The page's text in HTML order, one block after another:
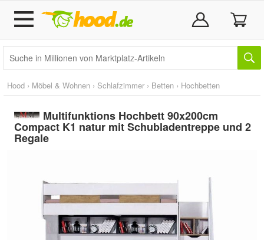
Hood › Möbel & Wohnen › Schlafzimmer › Betten › Hochbetten
Multifunktions Hochbett 90x200cm
Compact K1 natur mit Schubladentreppe und 2
Regale